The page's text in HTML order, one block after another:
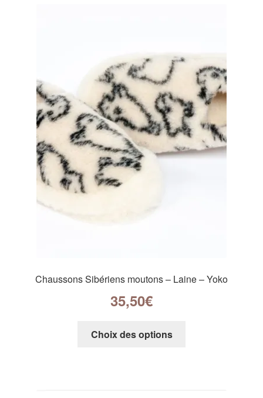
Chaussons Sibériens moutons – Laine – Yoko
35,50€
Choix des options